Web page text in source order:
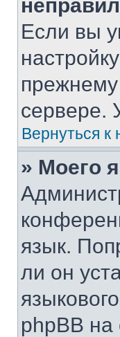
Если вы
сервере.
Вернуться к
» Моего
язык.
ли он
phpBB